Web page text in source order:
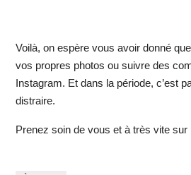
Voilà, on espère vous avoir donné
vos propres photos ou suivre des
Instagram. Et dans la période, c’est
distraire.
Prenez soin de vous et à très vite sur